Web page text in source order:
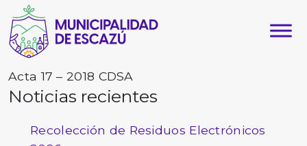
Acta 17 – 2018 CDSA
Noticias recientes
Recolección de Residuos Electrónicos